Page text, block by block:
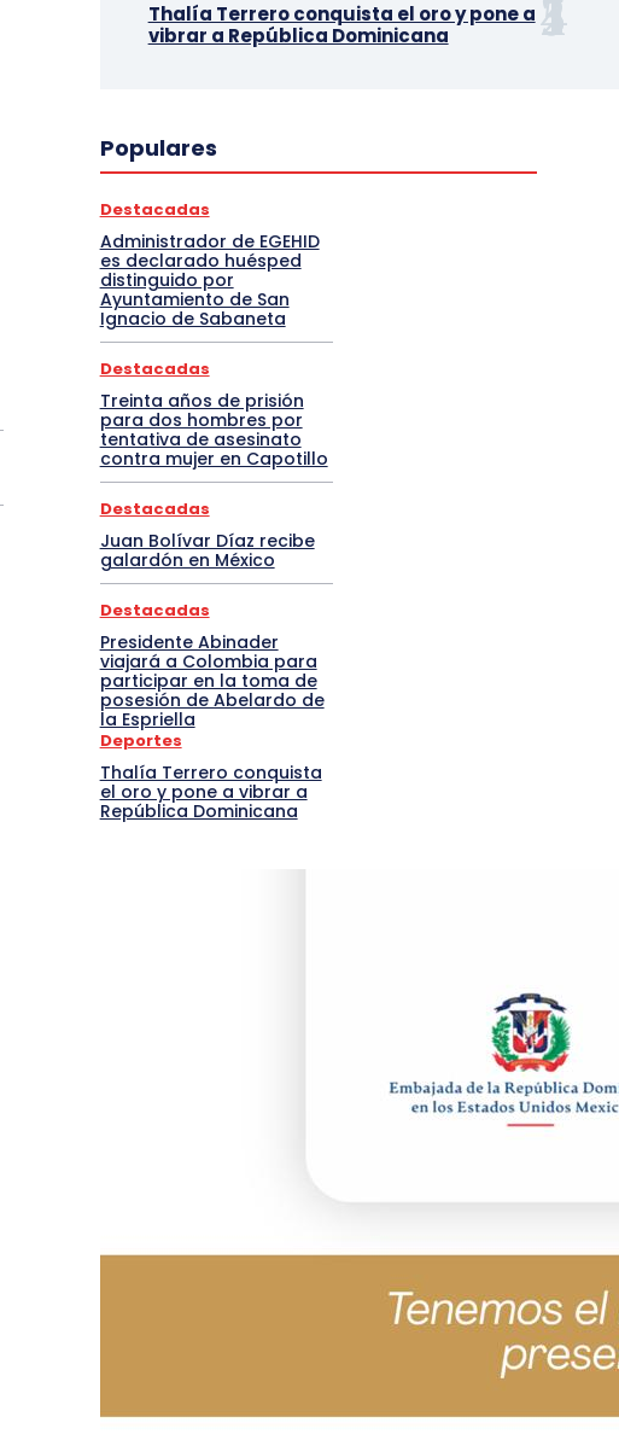
Thalía Terrero conquista el oro y pone a
vibrar a República Dominicana
Populares
Destacadas
Administrador de EGEHID
es declarado huésped
distinguido por
Ayuntamiento de San
Ignacio de Sabaneta
Destacadas
Treinta años de prisión
para dos hombres por
tentativa de asesinato
contra mujer en Capotillo
Destacadas
Juan Bolívar Díaz recibe
galardón en México
Destacadas
Presidente Abinader
viajará a Colombia para
participar en la toma de
posesión de Abelardo de
la Espriella
Deportes
Thalía Terrero conquista
el oro y pone a vibrar a
República Dominicana